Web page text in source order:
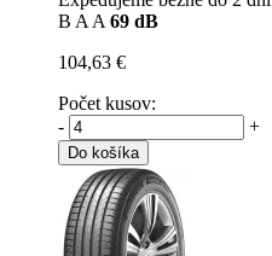
B A A 69 dB
104,63 €
Počet kusov:
-
+
Do košíka